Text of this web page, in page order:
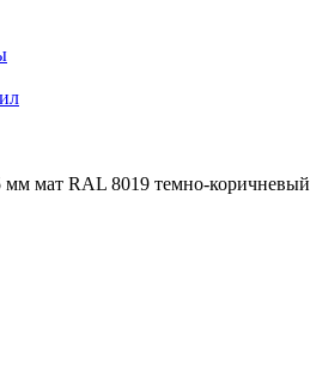
мат RAL 8019 темно-коричневый